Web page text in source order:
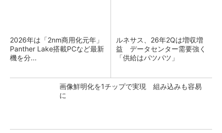
2026年は「2nm商用化元年」
Panther Lake搭載PCなど最新
機を分...
ルネサス、26年2Qは増収増
益 データセンター需要強く
「供給はパツパツ」
画像鮮明化を1チップで実現 組み込みも容易
に